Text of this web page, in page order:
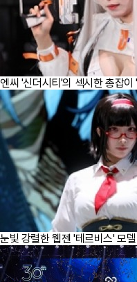
엔씨 '신더시티'의 섹시한 총잡이
눈빛 강렬한 웹젠 '테르비스' 모델